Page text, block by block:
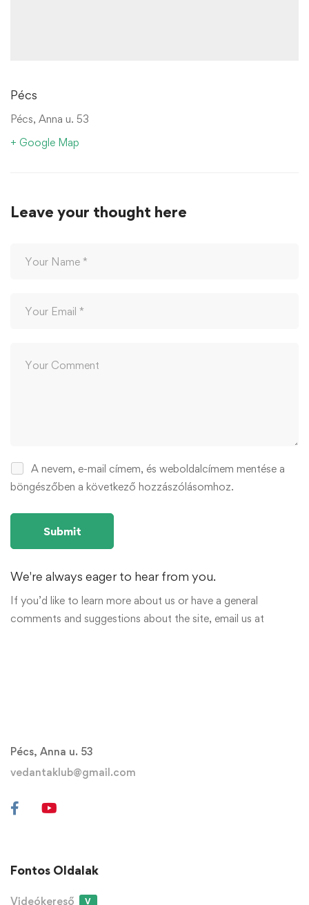
Pécs
Pécs, Anna u. 53
+ Google Map
Leave your thought here
A nevem, e-mail címem, és weboldalcímem mentése a
böngészőben a következő hozzászólásomhoz.
We're always eager to hear from you.
If you’d like to learn more about us or have a general
comments and suggestions about the site, email us at
Pécs, Anna u. 53
vedantaklub@gmail.com
Fontos Oldalak
Videókereső V